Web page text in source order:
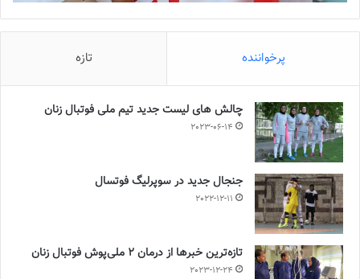
پرخواننده تازه
چالش هاى ليست جدید تيم ملى فوتبال زنان
2023-06-14
جنجال جدید در سوپرلیگ فوتسال
2022-12-11
تازه‌ترین خبرها از درمان ۲ ملی‌پوش فوتبال زنان
2023-12-24